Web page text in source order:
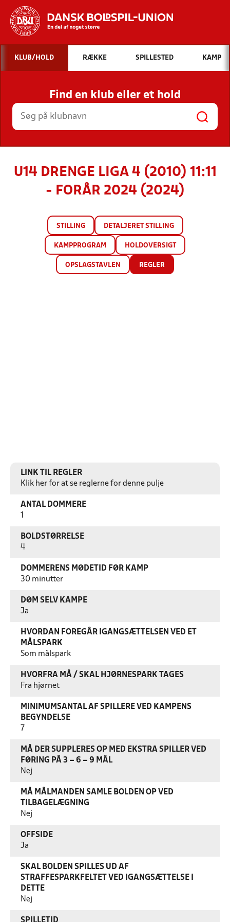
Hvad vil du søge efter?
INDHOLD OG NYHEDER
STILLINGER, RESULTATER, KLUBBER OG
HOLD
KLUB/HOLD RÆKKE SPILLESTED KAMP
Find en klub eller et hold
U14 DRENGE LIGA 4 (2010) 11:11
- FORÅR 2024 (2024)
STILLING DETALJERET STILLING
KAMPPROGRAM HOLDOVERSIGT
OPSLAGSTAVLEN REGLER
LINK TIL REGLER
Klik her for at se reglerne for denne pulje
ANTAL DOMMERE
BOLDSTØRRELSE
4
DOMMERENS MØDETID FØR KAMP
30 minutter
DØM SELV KAMPE
Ja
HVORDAN FOREGÅR IGANGSÆTTELSEN VED ET
MÅLSPARK
Som målspark
HVORFRA MÅ / SKAL HJØRNESPARK TAGES
Fra hjørnet
MINIMUMSANTAL AF SPILLERE VED KAMPENS
BEGYNDELSE
7
MÅ DER SUPPLERES OP MED EKSTRA SPILLER VED
FØRING PÅ 3 – 6 – 9 MÅL
Nej
MÅ MÅLMANDEN SAMLE BOLDEN OP VED
TILBAGELÆGNING
Nej
OFFSIDE
Ja
SKAL BOLDEN SPILLES UD AF
STRAFFESPARKFELTET VED IGANGSÆTTELSE I
DETTE
Nej
SPILLETID